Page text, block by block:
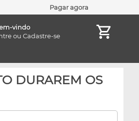
Pagar agora
vindo
ou Cadastre-se
DURAREM OS